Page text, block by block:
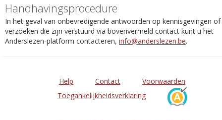
Handhavingsprocedure
In het geval van onbevredigende antwoorden op kennisgevingen of
verzoeken die zijn verstuurd via bovenvermeld contact kunt u het
Anderslezen-platform contacteren, info@anderslezen.be.
Help Contact
Voorwaarden
Toegankelijkheidsverklaring